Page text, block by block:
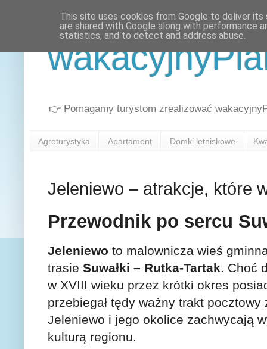
👉 Pomagamy turystom zrealizować
Agroturystyka Apartament Domki letniskowe
Jeleniewo – atrakcje, które
Przewodnik po sercu
Jeleniewo to malownicza wieś
trasie Suwałki – Rutka-Tartak. Choć
w XVIII wieku przez krótki okres
przebiegał tędy ważny trakt
Jeleniewo i jego okolice zachwycają
kulturą regionu.
This site uses cookies from Google to deliver
are shared with Google along with performance
statistics, and to detect and address abuse.